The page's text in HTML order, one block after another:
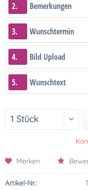
2. Bemerkungen
3. Wunschtermin
4. Bild Upload
5. Wunschtext
Merken
Artikel-Nr.: